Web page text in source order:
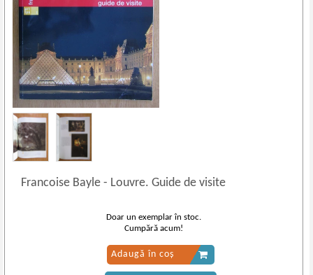
Francoise Bayle- Louvre. Guide de visite
Doar un exemplar în stoc.
Cumpără acum!
Adaugă în coș